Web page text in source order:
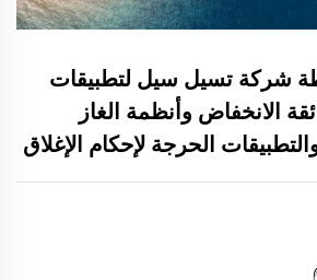
شركة تسيل سيل لتطبيقات
الانخفاض وأنظمة الغاز
الحرجة لإحكام الإغلاق